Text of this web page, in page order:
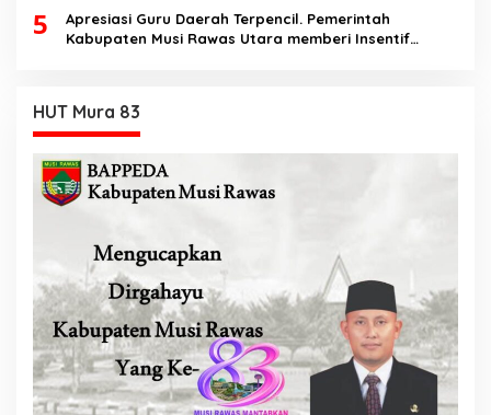
5
Apresiasi Guru Daerah Terpencil. Pemerintah
Kabupaten Musi Rawas Utara memberi Insentif
HUT Mura 83